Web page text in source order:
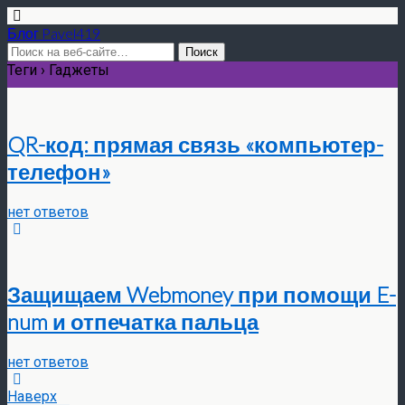
Блог Pavel419
Теги › Гаджеты
QR-код: прямая связь «компьютер-
телефон»
нет ответов
Защищаем Webmoney при помощи E-
num и отпечатка пальца
нет ответов
Наверх